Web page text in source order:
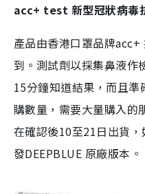
acc+ test 新型冠狀病毒
產品由香港口罩品牌
到。測試劑以採集鼻液作
15分鐘知道結果，而且
購數量，需要大量購入的
在確認後10至21日出貨
發DEEPBLUE 原廠版本。